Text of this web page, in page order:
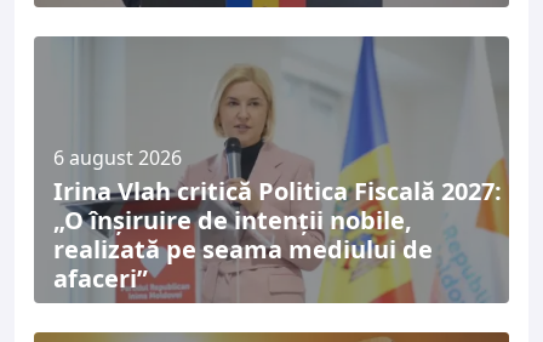
6 august 2026
Irina Vlah critică Politica Fiscală 2027:
„O înșiruire de intenții nobile,
realizată pe seama mediului de
afaceri”